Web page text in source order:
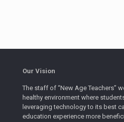
Our Vision
The staff of “New Age Teachers”
healthy environment where
leveraging technology to its best
education experience more